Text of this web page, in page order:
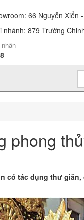
66 Nguyễn Xiển
nhánh: 879 Trường
phong
có tác dụng thư giãn,